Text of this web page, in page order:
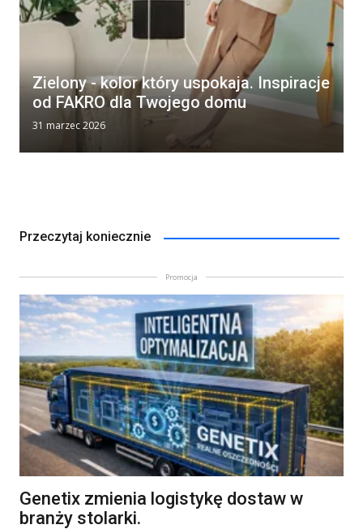
Zielony - kolor który uspokaja. Inspiracje
od FAKRO dla Twojego domu
31 marzec 2026
Przeczytaj koniecznie
Promocja
Genetix zmienia logistykę dostaw w
branży stolarki.